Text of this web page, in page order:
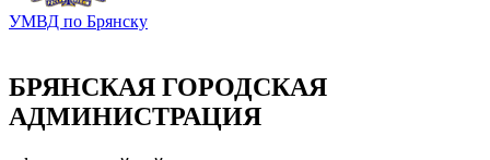
УМВД по Брянску
БРЯНСКАЯ ГОРОДСКАЯ
АДМИНИСТРАЦИЯ